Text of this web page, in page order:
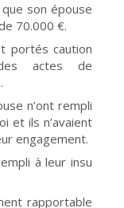
son épouse
70.000 €.
portés caution
actes de
n’ont rempli
et ils n’avaient
engagement.
à leur insu
rapportable